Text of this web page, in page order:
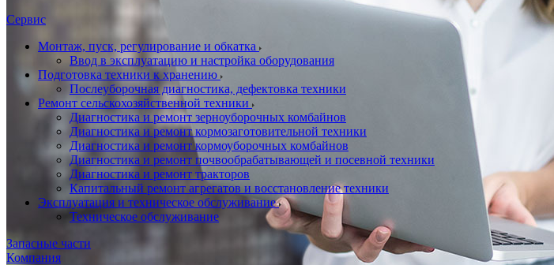
Сервис
Монтаж, пуск, регулирование и обкатка
Ввод в эксплуатацию и настройка оборудования
Подготовка техники к хранению
Послеуборочная диагностика, дефектовка техники
Ремонт сельскохозяйственной техники
Диагностика и ремонт зерноуборочных комбайнов
Диагностика и ремонт кормозаготовительной техники
Диагностика и ремонт кормоуборочных комбайнов
Диагностика и ремонт почвообрабатывающей и посевной техники
Диагностика и ремонт тракторов
Капитальный ремонт агрегатов и восстановление техники
Эксплуатация и техническое обслуживание
Техническое обслуживание
Запасные части
Компания